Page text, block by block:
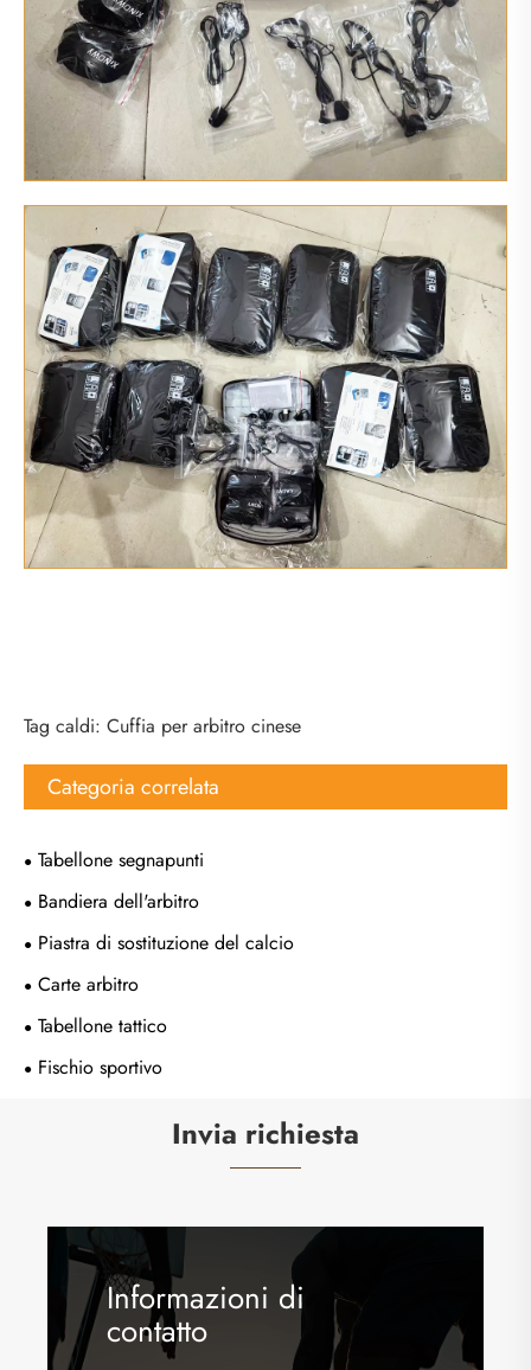
Tag caldi: Cuffia per arbitro cinese
Categoria correlata
Tabellone segnapunti
Bandiera dell'arbitro
Piastra di sostituzione del calcio
Carte arbitro
Tabellone tattico
Fischio sportivo
Invia richiesta
Informazioni di
contatto